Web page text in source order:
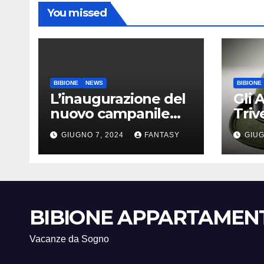
You missed
BIBIONE NEWS
L’inaugurazione del
nuovo campanile
della chiesa di Santa
Maria Assunta di
Bibione
GIUGNO 7, 2024 FANTASY
BIBIONE
Gli
a
BIBIONE
Vacanze da Sogno